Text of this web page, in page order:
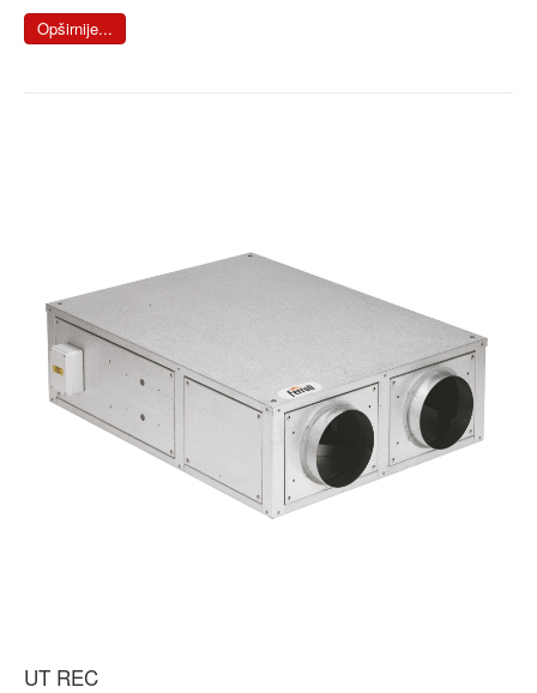
Opširnije...
UT REC